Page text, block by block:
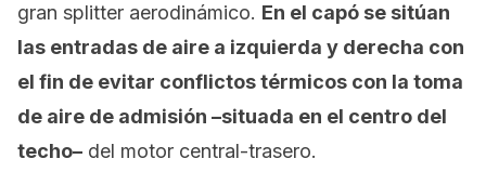
gran splitter aerodinámico. En el capó se sitúan
las entradas de aire a izquierda y derecha con
el fin de evitar conflictos térmicos con la toma
de aire de admisión –situada en el centro del
techo– del motor central-trasero.